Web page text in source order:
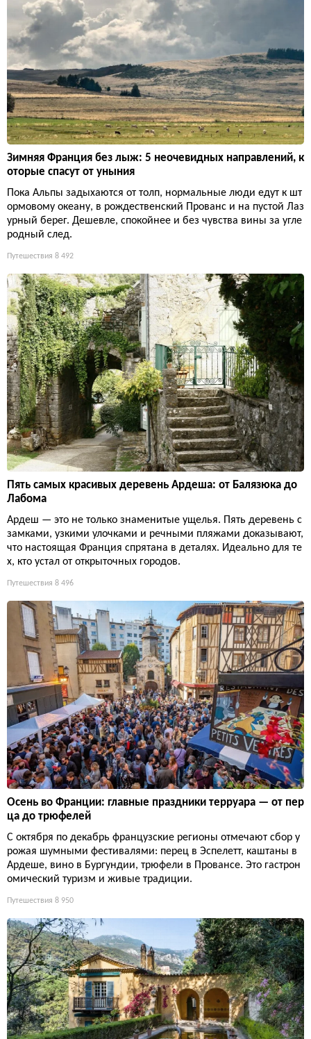
Зимняя Франция без лыж: 5 неочевидных направлений, к
оторые спасут от уныния
Пока Альпы задыхаются от толп, нормальные люди едут к шт
ормовому океану, в рождественский Прованс и на пустой Лаз
урный берег. Дешевле, спокойнее и без чувства вины за угле
родный след.
Путешествия 8 492
Пять самых красивых деревень Ардеша: от Балязюка до
Лабома
Ардеш — это не только знаменитые ущелья. Пять деревень с
замками, узкими улочками и речными пляжами доказывают,
что настоящая Франция спрятана в деталях. Идеально для те
х, кто устал от открыточных городов.
Путешествия 8 496
Осень во Франции: главные праздники терруара — от пер
ца до трюфелей
С октября по декабрь французские регионы отмечают сбор у
рожая шумными фестивалями: перец в Эспелетт, каштаны в
Ардеше, вино в Бургундии, трюфели в Провансе. Это гастрон
омический туризм и живые традиции.
Путешествия 8 950